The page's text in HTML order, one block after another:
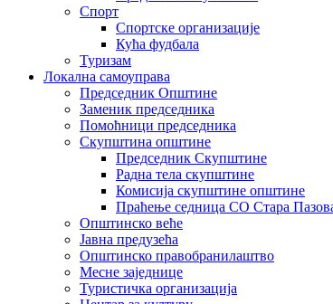
Спорт
Спортске организације
Кућа фудбала
Туризам
Локална самоуправа
Председник Општине
Заменик председника
Помоћници председника
Скупштина општине
Председник Скупштине
Радна тела скупштине
Комисија скупштине општине
Праћење седница СО Стара
Општинско веће
Јавна предузећа
Општинско правобранилаштво
Месне заједнице
Туристичка организација